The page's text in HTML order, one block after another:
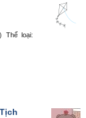
Thể loại: